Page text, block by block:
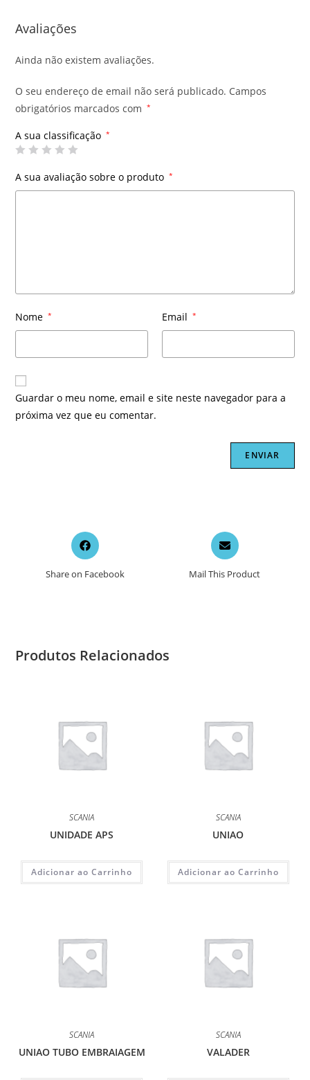
Avaliações
Ainda não existem avaliações.
O seu endereço de email não será publicado. Campos
obrigatórios marcados com
*
A sua classificação *
A sua avaliação sobre o produto *
Nome * Email *
Guardar o meu nome, email e site neste navegador para a
próxima vez que eu comentar.
Opens
in
new
Share on Facebook
Opens
in
a
new
Mail This Product
Produtos Relacionados
SCANIA
UNIDADE APS
Adicionar ao Carrinho
SCANIA
UNIAO
Adicionar ao Carrinho
SCANIA
UNIAO TUBO EMBRAIAGEM
SCANIA
VALADER